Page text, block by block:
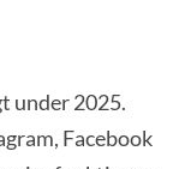
under 2025.
Facebook